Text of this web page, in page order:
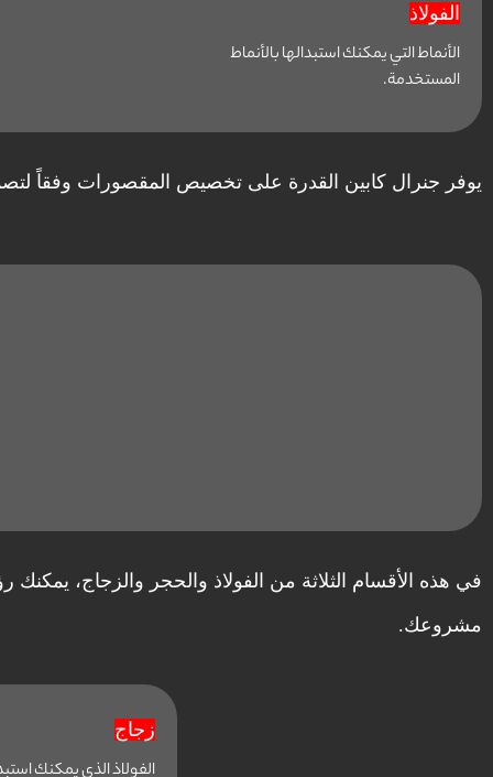
الفولاذ
الأنماط التي يمكنك استبدالها بالأنماط
المستخدمة.
يوفر جنرال كابين القدرة على تخصيص المقصورات وفقاً
في هذه الأقسام الثلاثة من الفولاذ والحجر والزجاج، يمكنك
مشروعك.
زجاج